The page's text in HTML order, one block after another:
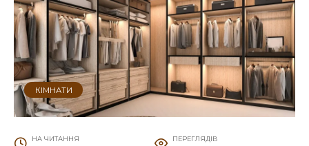
КІМНАТИ
НА ЧИТАННЯ ПЕРЕГЛЯДІВ